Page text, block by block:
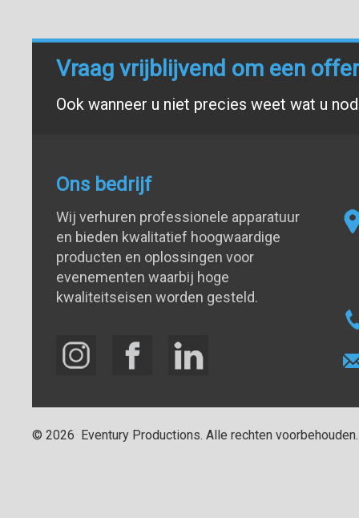
Vraag vrijblijvend om een
Ook wanneer u niet precies weet wat u
Ons bedrijf
Wij verhuren professionele apparatuur
en bieden kwalitatief hoogwaardige
producten en oplossingen voor
evenementen waarbij hoge
kwaliteitseisen worden gesteld.
© 2026 Eventury Productions. Alle rechten voorbehouden.